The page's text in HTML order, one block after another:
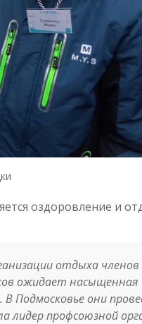
оздоровление и
отдыха
ожидает насыщенная
Подмосковье они
лидер профсоюзной